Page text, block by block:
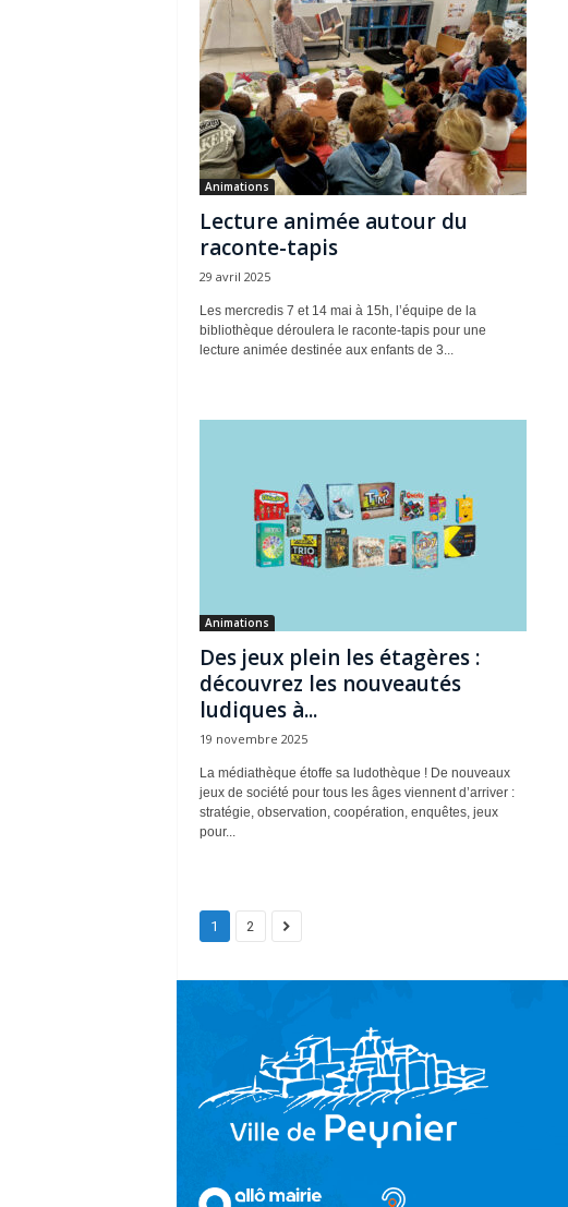
Animations
Lecture animée autour du
raconte-tapis
29 avril 2025
Les mercredis 7 et 14 mai à 15h, l’équipe de la
bibliothèque déroulera le raconte-tapis pour une
lecture animée destinée aux enfants de 3...
Animations
Des jeux plein les étagères :
découvrez les nouveautés
ludiques à...
19 novembre 2025
La médiathèque étoffe sa ludothèque ! De nouveaux
jeux de société pour tous les âges viennent d’arriver :
stratégie, observation, coopération, enquêtes, jeux
pour...
1 2